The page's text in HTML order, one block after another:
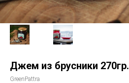
Джем из брусники 270гр.
GreenPattra